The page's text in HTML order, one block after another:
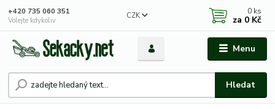
Menu
CZK
Hledat
+420 735 060 351
Volejte kdykoliv
0 ks
za 0 Kč